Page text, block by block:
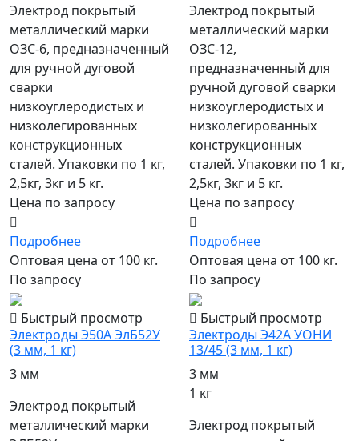
Электрод покрытый
металлический марки
ОЗС-6, предназначенный
для ручной дуговой
сварки
низкоуглеродистых и
низколегированных
конструкционных
сталей. Упаковки по 1 кг,
2,5кг, 3кг и 5 кг.
Цена по запросу
Подробнее
Оптовая цена от 100 кг.
По запросу
Электрод покрытый
металлический марки
ОЗС-12,
предназначенный для
ручной дуговой сварки
низкоуглеродистых и
низколегированных
конструкционных
сталей. Упаковки по 1 кг,
2,5кг, 3кг и 5 кг.
Цена по запросу
Подробнее
Оптовая цена от 100 кг.
По запросу
Быстрый просмотр
Электроды Э50А ЭлБ52У
(3 мм, 1 кг)
3 мм
Электрод покрытый
металлический марки
Быстрый просмотр
Электроды Э42А УОНИ
13/45 (3 мм, 1 кг)
3 мм
1 кг
Электрод покрытый